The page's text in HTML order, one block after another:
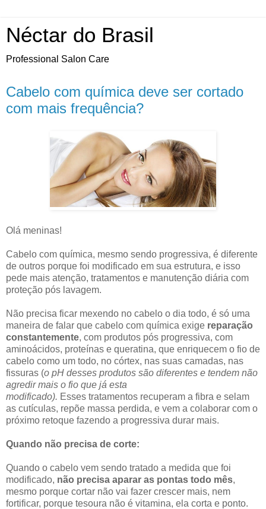
Néctar do Brasil
Professional Salon Care
Cabelo com química deve ser cortado
com mais frequência?
Olá meninas!
Cabelo com química, mesmo sendo progressiva, é diferente
de outros porque foi modificado em sua estrutura, e isso
pede mais atenção, tratamentos e manutenção diária com
proteção pós lavagem.
Não precisa ficar mexendo no cabelo o dia todo, é só uma
maneira de falar que cabelo com química exige reparação
constantemente, com produtos pós progressiva, com
aminoácidos, proteínas e queratina, que enriquecem o fio de
cabelo como um todo, no córtex, nas suas camadas, nas
fissuras (o pH desses produtos são diferentes e tendem não
agredir mais o fio que já esta
modificado). Esses tratamentos recuperam a fibra e selam
as cutículas, repõe massa perdida, e vem a colaborar com o
próximo retoque fazendo a progressiva durar mais.
Quando não precisa de corte:
Quando o cabelo vem sendo tratado a medida que foi
modificado, não precisa aparar as pontas todo mês,
mesmo porque cortar não vai fazer crescer mais, nem
fortificar, porque tesoura não é vitamina, ela corta e ponto.